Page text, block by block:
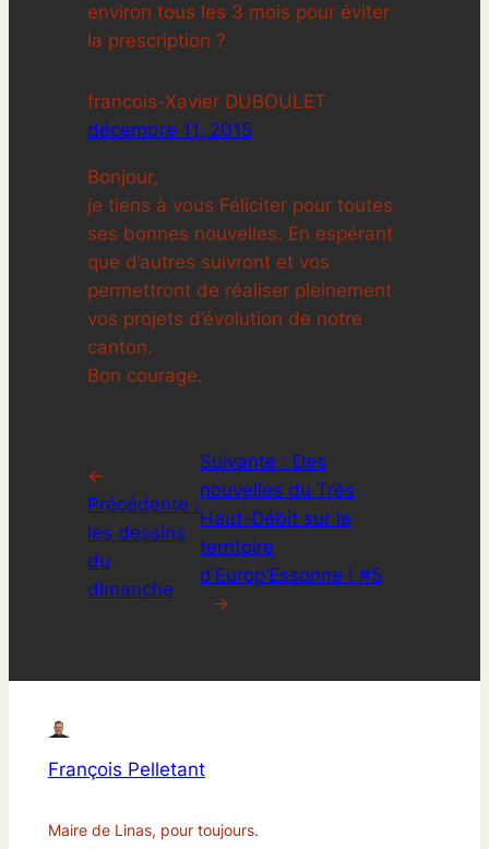
environ tous les 3 mois pour éviter
la prescription ?
francois-Xavier DUBOULET
décembre 11, 2015
Bonjour,
je tiens à vous Féliciter pour toutes
ses bonnes nouvelles. En espérant
que d’autres suivront et vos
permettront de réaliser pleinement
vos projets d’évolution de notre
canton.
Bon courage.
←
Précédente :
les dessins
du
dimanche
Suivante : Des
nouvelles du Très
Haut-Débit sur le
territoire
d’Europ’Essonne ! #5
→
François Pelletant
Maire de Linas, pour toujours.